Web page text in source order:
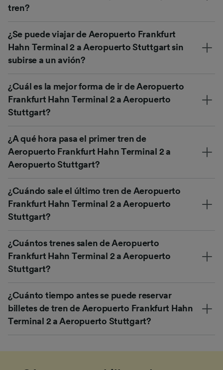
tren?
¿Se puede viajar de Aeropuerto Frankfurt
Hahn Terminal 2 a Aeropuerto Stuttgart sin
subirse a un avión?
¿Cuál es la mejor forma de ir de Aeropuerto
Frankfurt Hahn Terminal 2 a Aeropuerto
Stuttgart?
¿A qué hora pasa el primer tren de
Aeropuerto Frankfurt Hahn Terminal 2 a
Aeropuerto Stuttgart?
¿Cuándo sale el último tren de Aeropuerto
Frankfurt Hahn Terminal 2 a Aeropuerto
Stuttgart?
¿Cuántos trenes salen de Aeropuerto
Frankfurt Hahn Terminal 2 a Aeropuerto
Stuttgart?
¿Cuánto tiempo antes se puede reservar
billetes de tren de Aeropuerto Frankfurt Hahn
Terminal 2 a Aeropuerto Stuttgart?